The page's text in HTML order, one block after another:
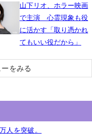
山下リオ、ホラー映画
で主演 心霊現象も役
に活かす「取り憑かれ
てもいい役だから」
をみる
を突破。